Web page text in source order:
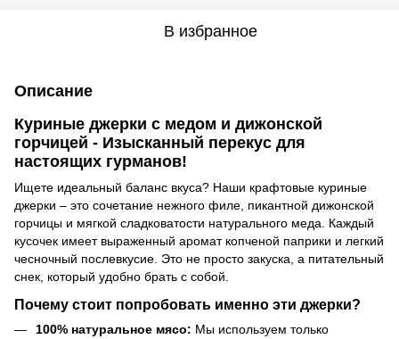
В избранное
Описание
Куриные джерки с медом и дижонской
горчицей - Изысканный перекус для
настоящих гурманов!
Ищете идеальный баланс вкуса? Наши крафтовые куриные
джерки – это сочетание нежного филе, пикантной дижонской
горчицы и мягкой сладковатости натурального меда. Каждый
кусочек имеет выраженный аромат копченой паприки и легкий
чесночный послевкусие. Это не просто закуска, а питательный
снек, который удобно брать с собой.
Почему стоит попробовать именно эти джерки?
100% натуральное мясо: Мы используем только